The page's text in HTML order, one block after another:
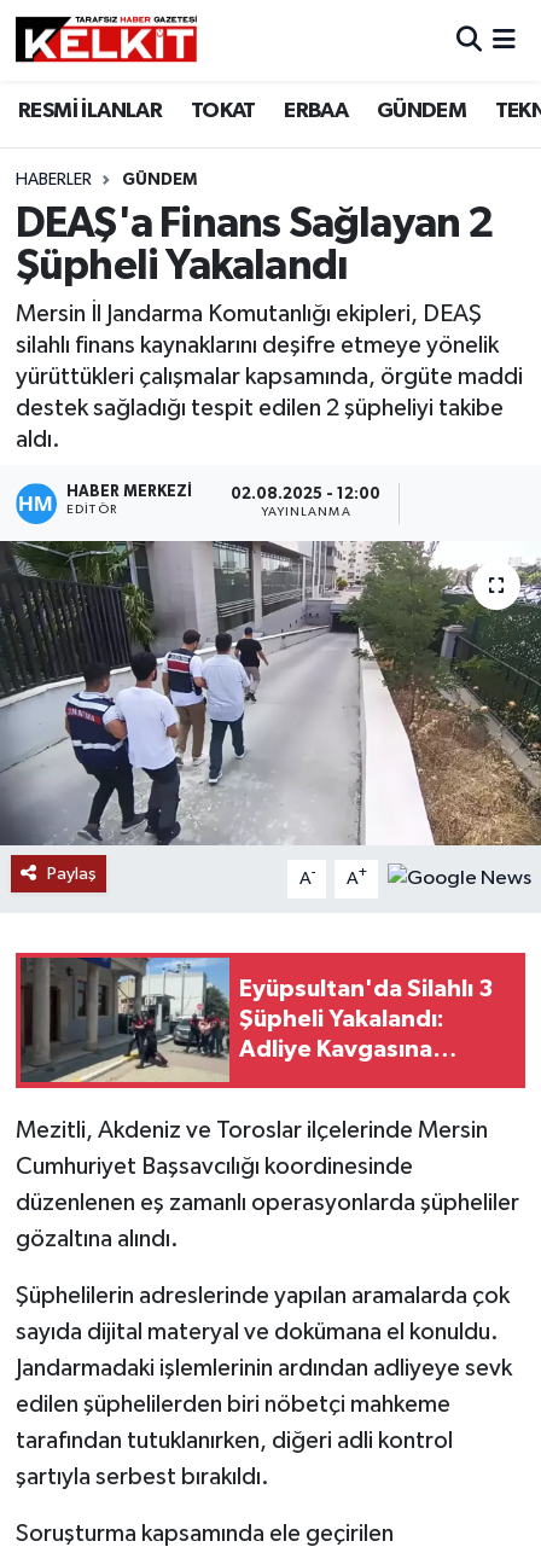
RESMİ İLANLAR TOKAT ERBAA GÜNDEM
HABERLER GÜNDEM
DEAŞ'a Finans Sağlayan 2
Şüpheli Yakalandı
Mersin İl Jandarma Komutanlığı ekipleri, DEAŞ
silahlı finans kaynaklarını deşifre etmeye yönelik
yürüttükleri çalışmalar kapsamında, örgüte maddi
destek sağladığı tespit edilen 2 şüpheliyi takibe
aldı.
HABER MERKEZİ
EDITÖR
02.08.2025 - 12:00
YAYINLANMA
Paylaş A- A+
Eyüpsultan'da Silahlı 3
Şüpheli Yakalandı:
Adliye Kavgasına
Mezitli, Akdeniz ve Toroslar ilçelerinde Mersin
Cumhuriyet Başsavcılığı koordinesinde
düzenlenen eş zamanlı operasyonlarda şüpheliler
gözaltına alındı.
Şüphelilerin adreslerinde yapılan aramalarda çok
sayıda dijital materyal ve dokümana el konuldu.
Jandarmadaki işlemlerinin ardından adliyeye sevk
edilen şüphelilerden biri nöbetçi mahkeme
tarafından tutuklanırken, diğeri adli kontrol
şartıyla serbest bırakıldı.
Soruşturma kapsamında ele geçirilen